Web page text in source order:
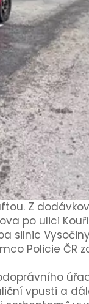
Z
po ulici
silnic
Policie ČR
vpusti a